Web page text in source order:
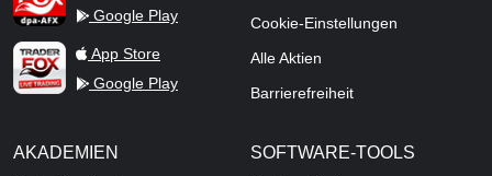
Google Play
TraderFox Live Trading
App Store
Google Play
Cookie-Einstellungen
Alle Aktien
Barrierefreiheit
AKADEMIEN SOFTWARE-TOOLS